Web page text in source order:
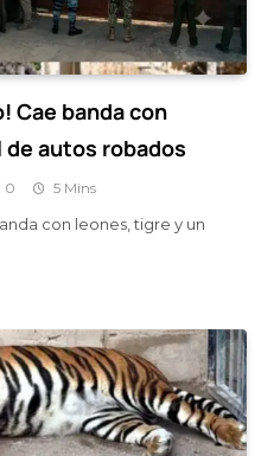
Cae banda con
autos robados
0 5 Mins
con leones, tigre y un